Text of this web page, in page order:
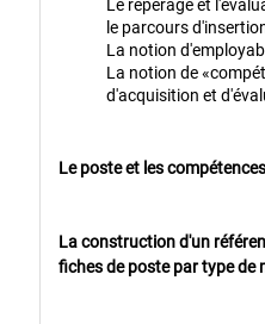
Le repérage et
le parcours
La notion
La notion de
d'acquisition et
Le poste et les compétences
La construction d'un
fiches de poste par type de